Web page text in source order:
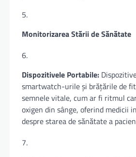
Monitorizarea Stării de Sănătate
Dispozitivele Portabile:
smartwatch-urile și brățările de
semnele vitale, cum ar fi ritmul
oxigen din sânge, oferind medicii
despre starea de sănătate a